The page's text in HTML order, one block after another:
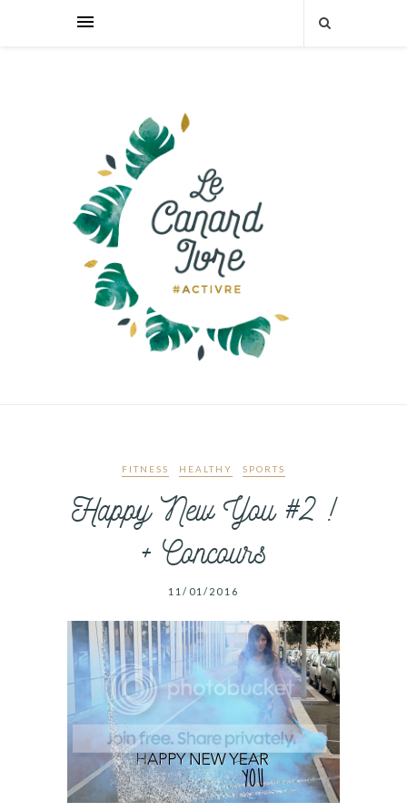
FITNESS HEALTHY SPORTS
Happy New You #2 !
+ Concours
11/01/2016